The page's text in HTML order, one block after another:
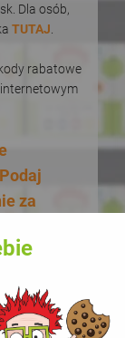
Dla osób,
TUTAJ
rabatowe
za
na